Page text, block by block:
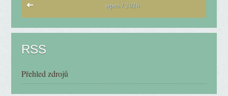
srpen / 2026
RSS
Přehled zdrojů